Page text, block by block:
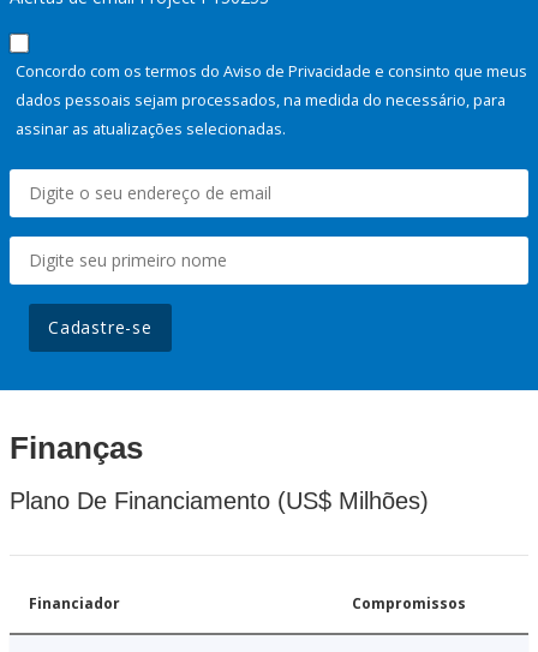
Concordo com os termos do Aviso de Privacidade e consinto que meus
dados pessoais sejam processados, na medida do necessário, para
assinar as atualizações selecionadas.
Cadastre-se
Finanças
Plano De Financiamento (US$ Milhões)
Financiador Compromissos